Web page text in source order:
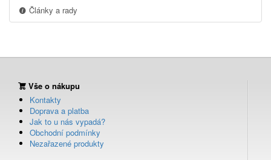
Články a rady
Vše o nákupu
Kontakty
Doprava a platba
Jak to u nás vypadá?
Obchodní podmínky
Nezařazené produkty